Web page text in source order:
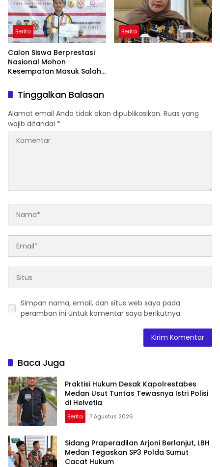
Berita
Calon Siswa Berprestasi
Nasional Mohon
Kesempatan Masuk Salah
Berita
Tinggalkan Balasan
Alamat email Anda tidak akan dipublikasikan. Ruas yang
wajib ditandai *
Simpan nama, email, dan situs web saya pada
peramban ini untuk komentar saya berikutnya.
Baca Juga
Praktisi Hukum Desak Kapolrestabes
Medan Usut Tuntas Tewasnya Istri Polisi
di Helvetia
Berita 7 Agustus 2026
Sidang Praperadilan Arjoni Berlanjut, LBH
Medan Tegaskan SP3 Polda Sumut
Cacat Hukum